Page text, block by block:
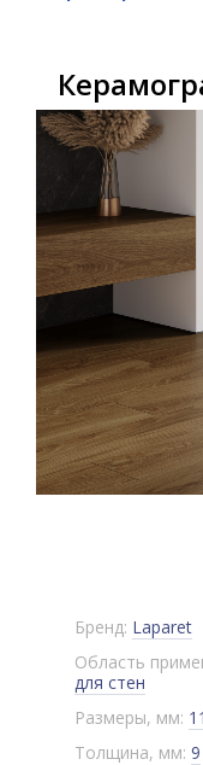
Бренд: Laparet
Область
для стен
Размеры, мм:
Толщина, мм: 9